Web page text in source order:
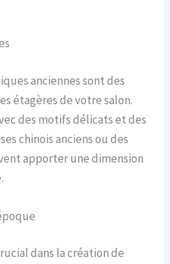
anciennes sont des
étagères de votre salon.
des motifs délicats et des
chinois anciens ou des
apporter une dimension
dans la création de